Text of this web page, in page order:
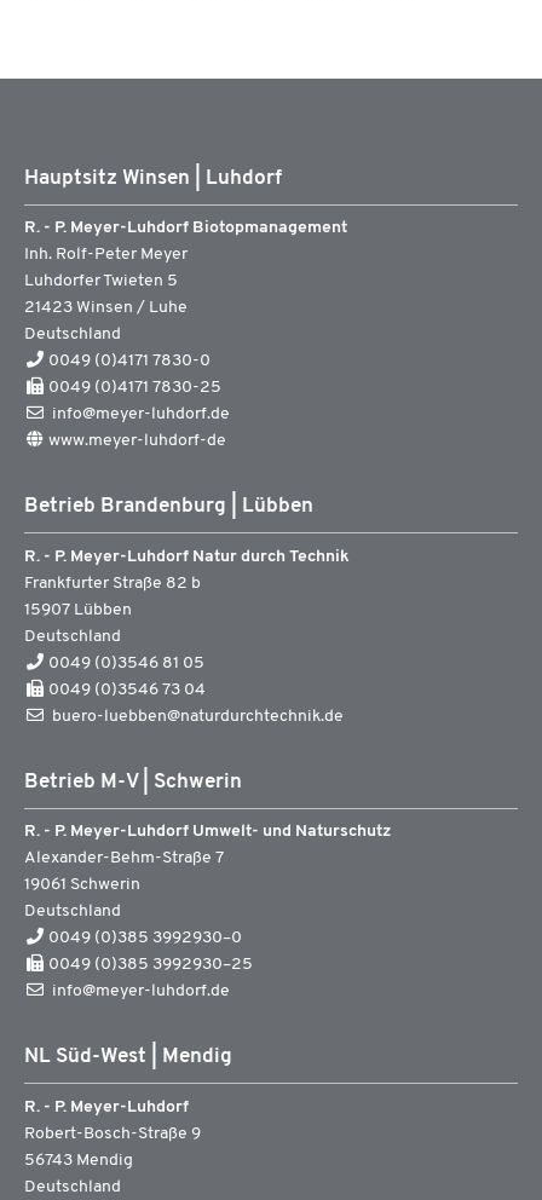
Hauptsitz Winsen | Luhdorf
R. - P. Meyer-Luhdorf Biotopmanagement
Inh. Rolf-Peter Meyer
Luhdorfer Twieten 5
21423 Winsen / Luhe
Deutschland
0049 (0)4171 7830-0
0049 (0)4171 7830-25
info@meyer-luhdorf.de
www.meyer-luhdorf-de
Betrieb Brandenburg | Lübben
R. - P. Meyer-Luhdorf Natur durch Technik
Frankfurter Straße 82 b
15907 Lübben
Deutschland
0049 (0)3546 81 05
0049 (0)3546 73 04
buero-luebben@naturdurchtechnik.de
Betrieb M-V | Schwerin
R. - P. Meyer-Luhdorf Umwelt- und Naturschutz
Alexander-Behm-Straße 7
19061 Schwerin
Deutschland
0049 (0)385 3992930–0
0049 (0)385 3992930–25
info@meyer-luhdorf.de
NL Süd-West | Mendig
R. - P. Meyer-Luhdorf
Robert-Bosch-Straße 9
56743 Mendig
Deutschland